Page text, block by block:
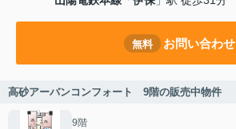
無料 お問い合わせ
高砂アーバンコンフォート 9階の販売中物件
9階